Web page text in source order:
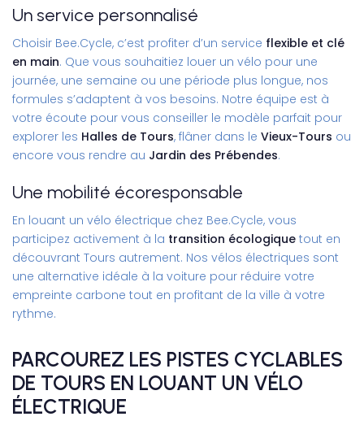
Un service personnalisé
Choisir Bee.Cycle, c’est profiter d’un service flexible et clé
en main. Que vous souhaitiez louer un vélo pour une
journée, une semaine ou une période plus longue, nos
formules s’adaptent à vos besoins. Notre équipe est à
votre écoute pour vous conseiller le modèle parfait pour
explorer les Halles de Tours, flâner dans le Vieux-Tours ou
encore vous rendre au Jardin des Prébendes.
Une mobilité écoresponsable
En louant un vélo électrique chez Bee.Cycle, vous
participez activement à la transition écologique tout en
découvrant Tours autrement. Nos vélos électriques sont
une alternative idéale à la voiture pour réduire votre
empreinte carbone tout en profitant de la ville à votre
rythme.
PARCOUREZ LES PISTES CYCLABLES
DE TOURS EN LOUANT UN VÉLO
ÉLECTRIQUE